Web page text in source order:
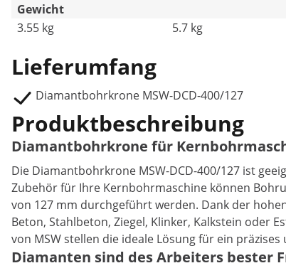
Gewicht
3.55 kg
5.7 kg
Lieferumfang
Diamantbohrkrone MSW-DCD-400/127
Produktbeschreibung
Diamantbohrkrone für
Die Diamantbohrkrone MSW-DCD-400/127 ist
Zubehör für Ihre Kernbohrmaschine können
von 127 mm durchgeführt werden. Dank der
Beton, Stahlbeton, Ziegel, Klinker, Kalkstein oder
von MSW stellen die ideale Lösung für ein
Diamanten sind des Arbeiters bester